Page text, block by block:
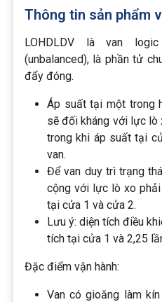
Thông tin sản phẩm
LOHDLDV là van
(unbalanced), là phần tử
đẩy đóng.
Áp suất tại một trong
sẽ đối kháng với lực lò
trong khi áp suất tại
van.
Để van duy trì trạng
cộng với lực lò xo
tại cửa 1 và cửa 2.
Lưu ý: diện tích điều
tích tại cửa 1 và 2,25
Đặc điểm vận hành:
Van có gioăng làm